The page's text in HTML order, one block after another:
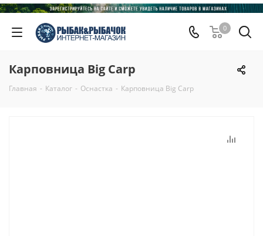
0
Карповница Big Carp
Главная - Каталог - Оснастка - Карповница Big Carp